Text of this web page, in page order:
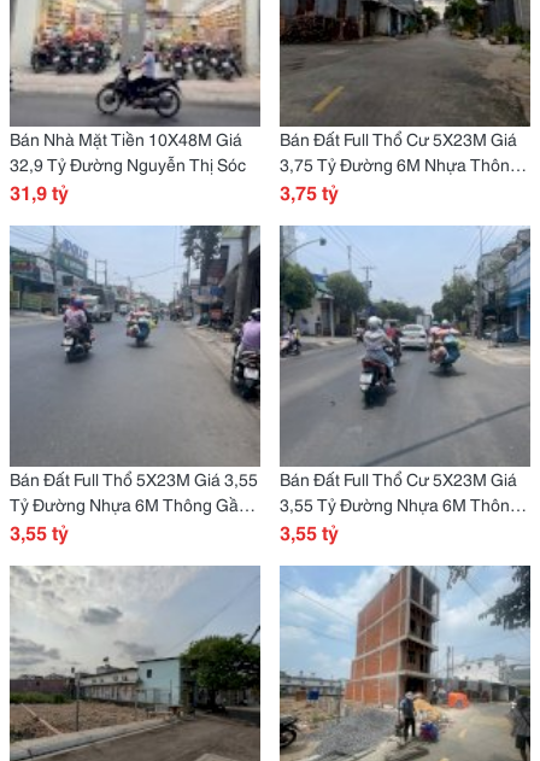
Bán Nhà Mặt Tiền 10X48M Giá
32,9 Tỷ Đường Nguyễn Thị Sóc
31,9 tỷ
Bán Đất Full Thổ Cư 5X23M Giá
3,75 Tỷ Đường 6M Nhựa Thông
Đông Thạnh 7
3,75 tỷ
Bán Đất Full Thổ 5X23M Giá 3,55
Tỷ Đường Nhựa 6M Thông Gần
Đường Lề Văn Khương
3,55 tỷ
Bán Đất Full Thổ Cư 5X23M Giá
3,55 Tỷ Đường Nhựa 6M Thông
Gần Lê Văn Khương
3,55 tỷ